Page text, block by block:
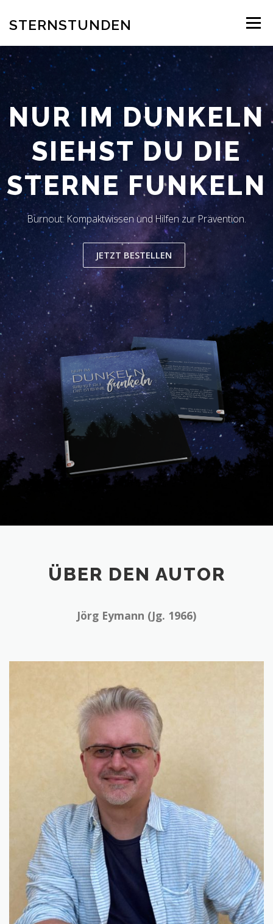
springen
STERNSTUNDEN Menü
AUTOR EINBLICK INS BUCH BESTELLUNG
REZENSION BLOG LESERSTIMMEN KONTAKT
NUR IM DUNKELN
SIEHST DU DIE
STERNE FUNKELN
Burnout: Kompaktwissen und Hilfen zur Prävention.
JETZT BESTELLEN
ÜBER DEN AUTOR
Jörg Eymann (Jg. 1966)